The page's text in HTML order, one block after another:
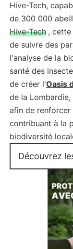
Hive-Tech,
de 300 000
Hive-Tech , cette
de suivre des
l'analyse de la
santé des
de créer l'Oasis
de la
afin de
contribuant à la
biodiversité
Découvrez